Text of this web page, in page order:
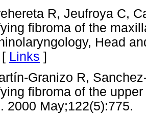
R, Jeufroya C,
fibroma of the
Head
Links ]
Granizo R,
fibroma of the
2000